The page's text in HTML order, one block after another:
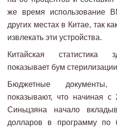
же время использование
других местах в Китае, так
извлекать эти устройства.
Китайская статистика
показывает бум
Бюджетные
показывают, что начиная с
Синьцзяна начало
долларов в программу по